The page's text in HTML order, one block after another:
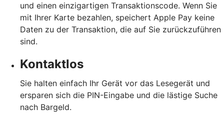
und einen einzigartigen Transaktionscode. Wenn Sie
mit Ihrer Karte bezahlen, speichert Apple Pay keine
Daten zu der Transaktion, die auf Sie zurückzuführen
sind.
Kontaktlos
Sie halten einfach Ihr Gerät vor das Lesegerät und
ersparen sich die PIN-Eingabe und die lästige Suche
nach Bargeld.